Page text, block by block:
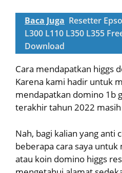
Baca Juga Resetter
L300 L110 L350 L355
Download
Cara mendapatkan higgs
Karena kami hadir untuk
mendapatkan domino 1b
terakhir tahun 2022
Nah, bagi kalian yang anti
beberapa cara saya
atau koin domino higgs